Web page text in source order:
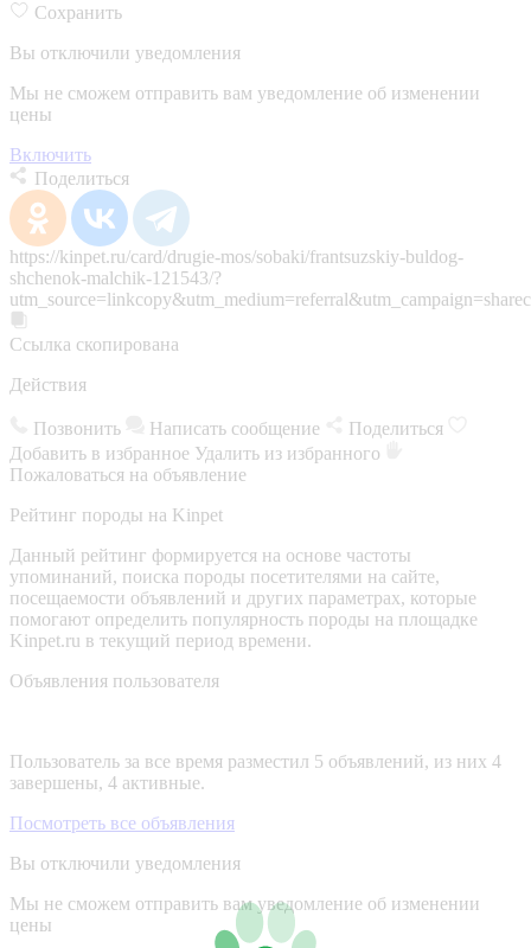
Сохранить
Вы отключили уведомления
Мы не сможем отправить вам уведомление об изменении
цены
Включить
Поделиться
https://kinpet.ru/card/drugie-mos/sobaki/frantsuzskiy-buldog-
shchenok-malchik-121543/?
Ссылка скопирована
Действия
Позвонить Написать сообщение
Поделиться
Добавить в избранное Удалить из избранного
Пожаловаться на объявление
Рейтинг породы на Kinpet
Данный рейтинг формируется на основе частоты
упоминаний, поиска породы посетителями на сайте,
посещаемости объявлений и других параметрах, которые
помогают определить популярность породы на площадке
Kinpet.ru в текущий период времени.
Объявления пользователя
Пользователь за все время разместил 5 объявлений, из них 4
завершены, 4 активные.
Посмотреть все объявления
Вы отключили уведомления
Мы не сможем отправить вам уведомление об изменении
цены